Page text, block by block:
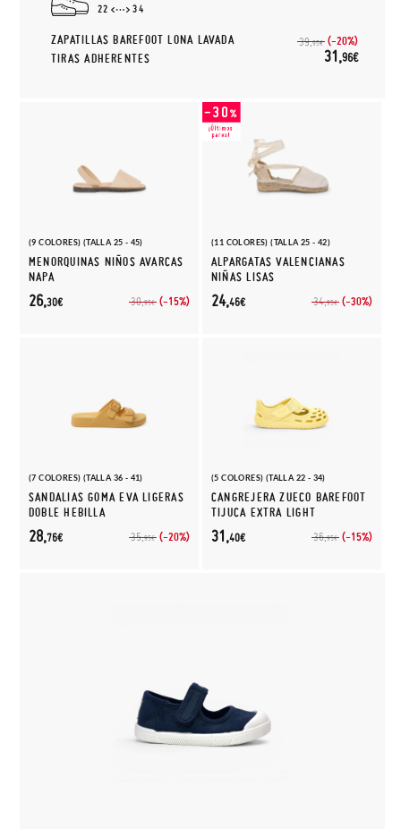
22 34
ZAPATILLAS BAREFOOT LONA LAVADA
TIRAS ADHERENTES
39,95€ (-20%)
31,96€
(9 COLORES) (TALLA 25 - 45)
MENORQUINAS NIÑOS AVARCAS
NAPA
30,95€ (-15%)
26,30€
(11 COLORES) (TALLA 25 - 42)
ALPARGATAS VALENCIANAS
NIÑAS LISAS
34,95€ (-30%)
24,46€
(7 COLORES) (TALLA 36 - 41)
SANDALIAS GOMA EVA LIGERAS
DOBLE HEBILLA
35,95€ (-20%)
28,76€
(5 COLORES) (TALLA 22 - 34)
CANGREJERA ZUECO BAREFOOT
TIJUCA EXTRA LIGHT
36,95€ (-15%)
31,40€